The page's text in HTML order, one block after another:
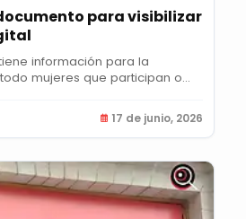
para visibilizar
información para la
mujeres que participan o
17 de junio, 2026